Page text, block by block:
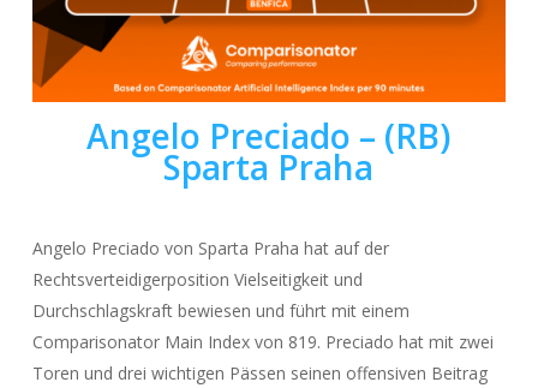
Angelo Preciado – (RB)
Sparta Praha
Angelo Preciado von Sparta Praha hat auf der
Rechtsverteidigerposition Vielseitigkeit und
Durchschlagskraft bewiesen und führt mit einem
Comparisonator Main Index von 819. Preciado hat mit zwei
Toren und drei wichtigen Pässen seinen offensiven Beitrag